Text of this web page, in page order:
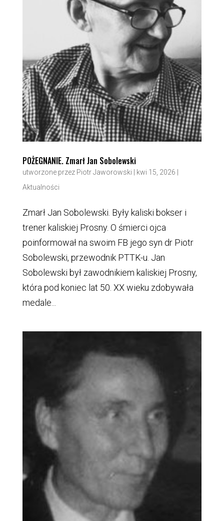
POŻEGNANIE. Zmarł Jan Sobolewski
utworzone przez Piotr Jaworowski kwi 15, 2026
Aktualności
Zmarł Jan Sobolewski. Były kaliski bokser i
trener kaliskiej Prosny. O śmierci ojca
poinformował na swoim FB jego syn dr Piotr
Sobolewski, przewodnik PTTK-u. Jan
Sobolewski był zawodnikiem kaliskiej Prosny,
która pod koniec lat 50. XX wieku zdobywała
medale...